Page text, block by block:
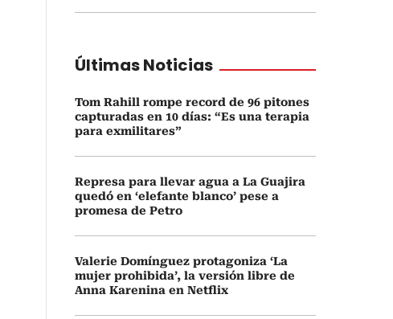
Últimas Noticias
Tom Rahill rompe record de 96 pitones
capturadas en 10 días: “Es una terapia
para exmilitares”
Represa para llevar agua a La Guajira
quedó en ‘elefante blanco’ pese a
promesa de Petro
Valerie Domínguez protagoniza ‘La
mujer prohibida’, la versión libre de
Anna Karenina en Netflix